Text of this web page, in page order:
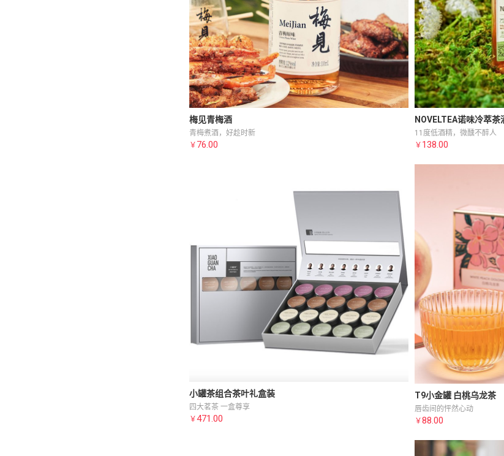
梅见青梅酒
青梅煮酒，好趁时新
￥ 76.00
NOVELTEA诺味冷萃茶
11度低酒精，微醺不醉人
￥ 138.00
小罐茶组合茶叶礼盒装
四大茗茶 一盒尊享
￥471.00
T9小金罐 白桃乌龙茶
唇齿间的怦然心动
￥88.00